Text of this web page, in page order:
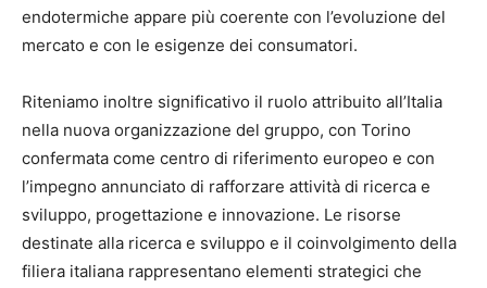
endotermiche appare più coerente con l’evoluzione del
mercato e con le esigenze dei consumatori.
Riteniamo inoltre significativo il ruolo attribuito all’Italia
nella nuova organizzazione del gruppo, con Torino
confermata come centro di riferimento europeo e con
l’impegno annunciato di rafforzare attività di ricerca e
sviluppo, progettazione e innovazione. Le risorse
destinate alla ricerca e sviluppo e il coinvolgimento della
filiera italiana rappresentano elementi strategici che